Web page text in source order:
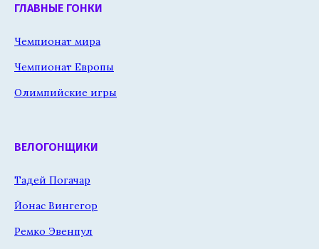
ГЛАВНЫЕ ГОНКИ
Чемпионат мира
Чемпионат Европы
Олимпийские игры
ВЕЛОГОНЩИКИ
Тадей Погачар
Йонас Вингегор
Ремко Эвенпул